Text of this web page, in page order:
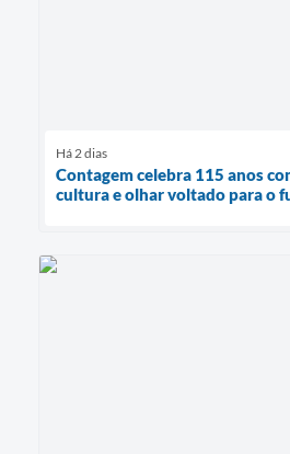
Há 2 dias
Contagem celebra 115 anos
cultura e olhar voltado para o